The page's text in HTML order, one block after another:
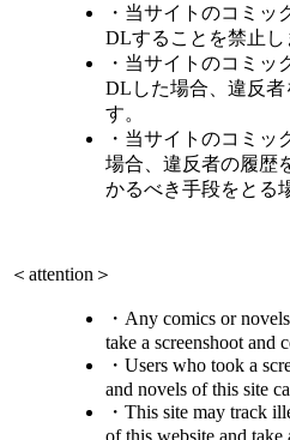
・当サイトのコミッ
DLすることを禁止し
・当サイトのコミッ
DLした場合、違反者
す。
・当サイトのコミッ
場合、違反者の履歴
かるべき手段をとる
＜attention＞
・Any comics or
take a screenshoot and
・Users who took a
and novels of this site
・This site may track
of this website and